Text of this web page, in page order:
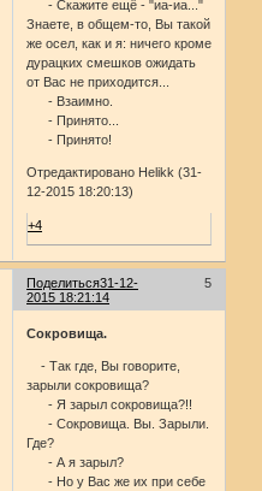
- Скажите ещё - "иа-иа..."
Знаете, в общем-то, Вы такой
же осел, как и я: ничего кроме
дурацких смешков ожидать
от Вас не приходится...
- Взаимно.
- Принято...
- Принято!
Отредактировано Helikk (31-
12-2015 18:20:13)
+4
Поделиться 5
31-12-
2015 18:21:14
Сокровища.
- Так где, Вы говорите,
зарыли сокровища?
- Я зарыл сокровища?!!
- Сокровища. Вы. Зарыли.
Где?
- А я зарыл?
- Но у Вас же их при себе